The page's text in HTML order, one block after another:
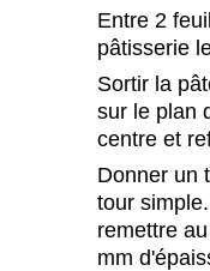
Entre 2
pâtisserie
Sortir la
sur le plan
centre et
Donner un
tour
remettre
mm